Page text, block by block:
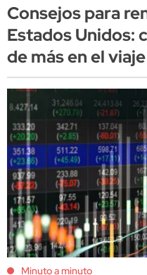
Consejos para
Estados Unidos:
de más en el viaje
Minuto a minuto